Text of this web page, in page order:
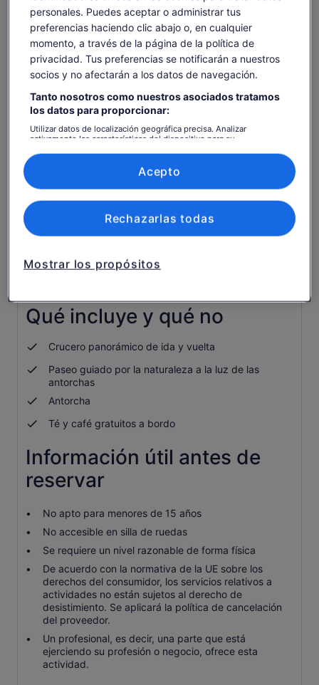
Comprobar disponibilidad
dom, 9 ago - dom, 23 ago
Número de personas
-
lun., 10 ago.
-
mar., 11 ago.
- -
Es posible que el contenido de esta página se haya
traducido automáticamente.
Opinar sobre esta traducción
una
pestaña
Qué incluye y qué no
Crucero panorámico de ida y vuelta
Paseo guiado por la naturaleza a la luz de las
antorchas
Antorcha
Té y café gratuitos a bordo
Información útil antes de
reservar
No apto para menores de 15 años
No accesible en silla de ruedas
Se requiere un nivel razonable de forma física
De acuerdo con la normativa de la UE sobre los
derechos del consumidor, los servicios relativos a
actividades no están sujetos al derecho de
desistimiento. Se aplicará la política de cancelación
del proveedor.
Un profesional, es decir, una parte que está
ejerciendo su profesión o negocio, ofrece esta
actividad.
personales. Puedes aceptar o administrar tus
preferencias haciendo clic abajo o, en cualquier
momento, a través de la página de la política de
privacidad. Tus preferencias se notificarán a nuestros
socios y no afectarán a los datos de navegación.
Tanto nosotros como nuestros asociados tratamos
los datos para proporcionar:
Utilizar datos de localización geográfica precisa. Analizar
activamente las características del dispositivo para su
acceder a ella. Publicidad y contenido personalizados, medición de
publicidad y contenido, investigación de audiencia y desarrollo de
Lista de asociados (proveedores)
Mostrar los propósitos
Rechazarlas todas
Acepto